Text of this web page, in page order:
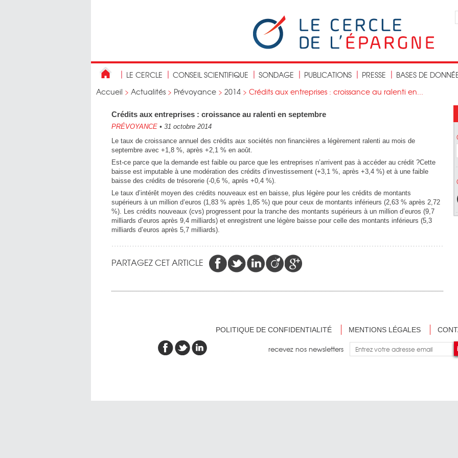
LE CERCLE CONSEIL SCIENTIFIQUE SONDAGE PUBLICATIONS PRESSE
BASES DE
Accueil > Actualités > Prévoyance > 2014 > Crédits aux entreprises : croissance au ralenti en...
Crédits aux entreprises : croissance au ralenti en septembre
PRÉVOYANCE • 31 octobre 2014
Le taux de croissance annuel des crédits aux sociétés non financières a légèrement ralenti au mois de
septembre avec +1,8 %, après +2,1 % en août.
Est-ce parce que la demande est faible ou parce que les entreprises n’arrivent pas à accéder au crédit ?Cette
baisse est imputable à une modération des crédits d’investissement (+3,1 %, après +3,4 %) et à une faible
baisse des crédits de trésorerie (-0,6 %, après +0,4 %).
Le taux d’intérêt moyen des crédits nouveaux est en baisse, plus légère pour les crédits de montants
supérieurs à un million d’euros (1,83 % après 1,85 %) que pour ceux de montants inférieurs (2,63 % après 2,72
%). Les crédits nouveaux (cvs) progressent pour la tranche des montants supérieurs à un million d’euros (9,7
milliards d’euros après 9,4 milliards) et enregistrent une légère baisse pour celle des montants inférieurs (5,3
milliards d’euros après 5,7 milliards).
PARTAGEZ CET ARTICLE
POLITIQUE DE CONFIDENTIALITÉ MENTIONS LÉGALES
recevez nos newsletters